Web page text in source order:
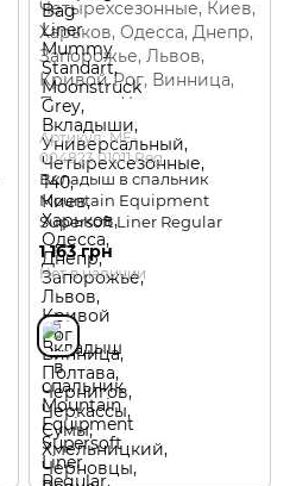
Артикул: ME-
004823.01011.Reg
Вкладыш в спальник
Mountain Equipment
Supersoft Liner Regular
1 163 грн
Нет в наличии